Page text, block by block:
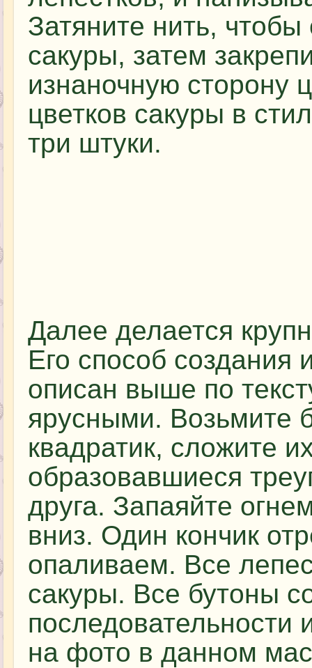
Затяните нить,
сакуры, затем
изнаночную сторону
цветков сакуры в
три штуки.
Далее делается
Его способ создания
описан выше по
ярусными. Возьмите
квадратик, сложите
образовавшиеся
друга. Запаяйте
вниз. Один кончик
опаливаем. Все
сакуры. Все бутоны
последовательности
на фото в данном